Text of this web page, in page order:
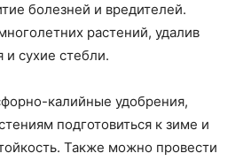
болезней и вредителей.
растений, удалив
сухие стебли.
калийные удобрения,
подготовиться к зиме и
Также можно провести